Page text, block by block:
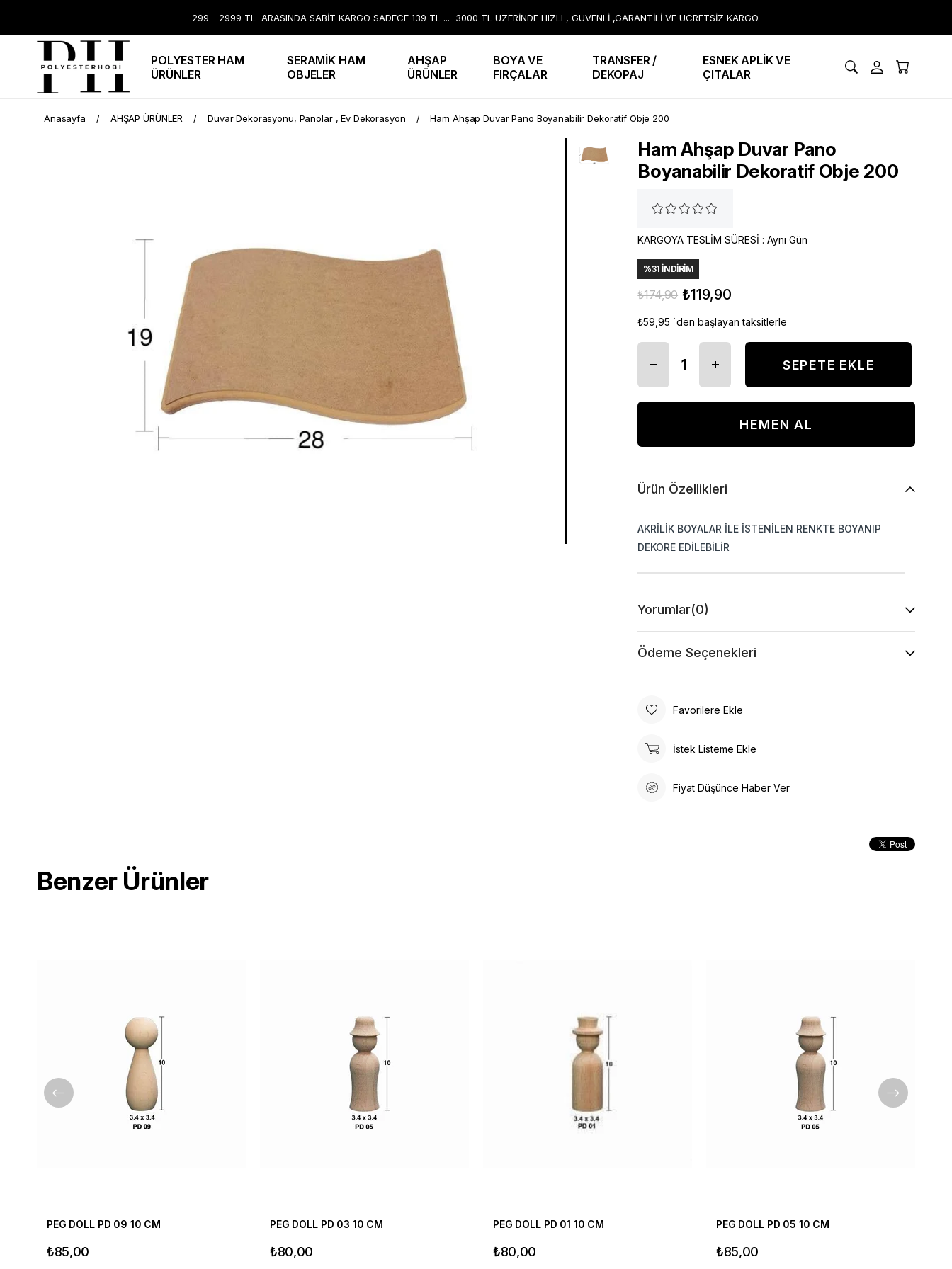
299 - 2999 TL ARASINDA SABİT KARGO SADECE 139 TL ... 3000 TL ÜZERİNDE HIZLI , GÜVENLİ ,GARANTİLİ VE ÜCRETSİZ KARGO.
POLYESTER HAM
ÜRÜNLER
SERAMİK HAM
OBJELER
AHŞAP
ÜRÜNLER
BOYA VE
FIRÇALAR
TRANSFER /
DEKOPAJ
ESNEK APLİK VE
ÇITALAR
Anasayfa AHŞAP ÜRÜNLER Duvar Dekorasyonu, Panolar , Ev Dekorasyon Ham Ahşap Duvar Pano Boyanabilir Dekoratif Obje 200
Ham Ahşap Duvar Pano
Boyanabilir Dekoratif Obje 200
KARGOYA TESLİM SÜRESİ : Aynı Gün
%31 İNDIRIM
₺174,90 ₺119,90
₺59,95 `den başlayan taksitlerle
Ürün Özellikleri
AKRİLİK BOYALAR İLE İSTENİLEN RENKTE BOYANIP
DEKORE EDİLEBİLİR
Yorumlar(0)
Ödeme Seçenekleri
Favorilere Ekle
İstek Listeme Ekle
Fiyat Düşünce Haber Ver
Benzer Ürünler
PEG DOLL PD 09 10 CM
₺85,00
PEG DOLL PD 03 10 CM
₺80,00
PEG DOLL PD 01 10 CM
₺80,00
PEG DOLL PD 05 10 CM
₺85,00